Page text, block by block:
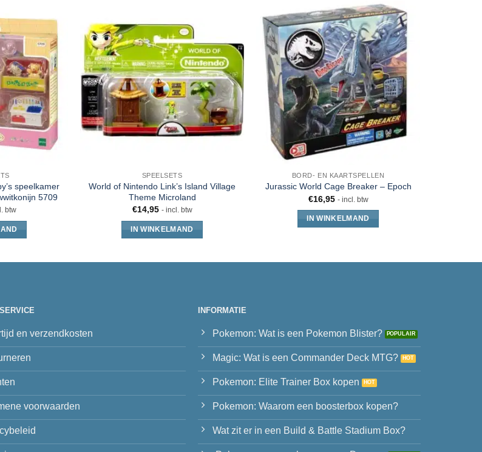
speelkamer
5709
btw
SPEELSETS
World of Nintendo Link’s Island Village
Theme Microland
€14,95 - incl. btw
IN WINKELMAND
BORD- EN KAARTSPELLEN
Jurassic World Cage Breaker – Epoch
€16,95 - incl. btw
IN WINKELMAND
en verzendkosten
voorwaarden
INFORMATIE
Pokemon: Wat is een Pokemon Blister?
Magic: Wat is een Commander Deck MTG?
Pokemon: Elite Trainer Box kopen
Pokemon: Waarom een boosterbox kopen?
Wat zit er in een Build & Battle Stadium Box?